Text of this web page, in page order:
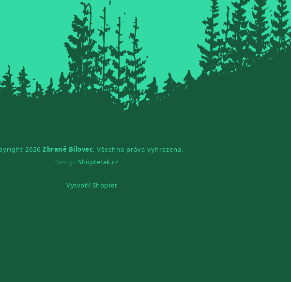
2026 Zbraně Bílovec. Všechna práva vyhrazena.
DesignShoptetak.cz
Vytvořil Shoptet